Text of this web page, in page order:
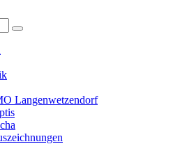
Langenwetzendorf